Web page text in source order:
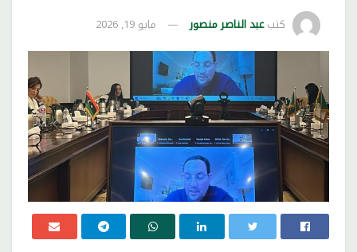
كتبعبد الناصر منصور مايو 19, 2026